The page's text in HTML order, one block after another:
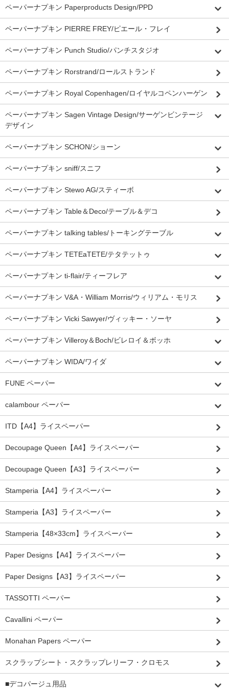
ペーパーナプキン Paperproducts Design/PPD
ペーパーナプキン PIERRE FREY/ピエール・フレイ
ペーパーナプキン Punch Studio/パンチスタジオ
ペーパーナプキン Rorstrand/ロールストランド
ペーパーナプキン Royal Copenhagen/ロイヤルコペンハーゲン
ペーパーナプキン Sagen Vintage Design/サーゲンビンテージ
デザイン
ペーパーナプキン SCHON/ショーン
ペーパーナプキン sniff/スニフ
ペーパーナプキン Stewo AG/スティーボ
ペーパーナプキン Table＆Deco/テーブル＆デコ
ペーパーナプキン talking tables/トーキングテーブル
ペーパーナプキン TETEaTETE/テタテットゥ
ペーパーナプキン ti-flair/ティーフレア
ペーパーナプキン V&A・William Morris/ウィリアム・モリス
ペーパーナプキン Vicki Sawyer/ヴィッキー・ソーヤ
ペーパーナプキン Villeroy＆Boch/ビレロイ＆ボッホ
ペーパーナプキン WIDA/ワイダ
FUNE ペーパー
calambour ペーパー
ITD【A4】ライスペーパー
Decoupage Queen【A4】ライスペーパー
Decoupage Queen【A3】ライスペーパー
Stamperia【A4】ライスペーパー
Stamperia【A3】ライスペーパー
Stamperia【48×33cm】ライスペーパー
Paper Designs【A4】ライスペーパー
Paper Designs【A3】ライスペーパー
TASSOTTI ペーパー
Cavallini ペーパー
Monahan Papers ペーパー
スクラップシート・スクラップレリーフ・クロモス
■デコパージュ用品